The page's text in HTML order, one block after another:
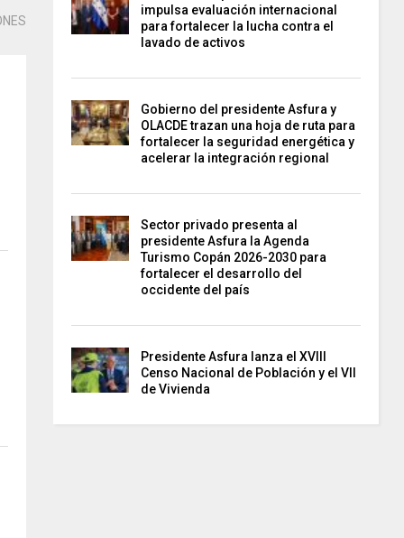
impulsa evaluación internacional
para fortalecer la lucha contra el
lavado de activos
Gobierno del presidente Asfura y
OLACDE trazan una hoja de ruta para
fortalecer la seguridad energética y
acelerar la integración regional
Sector privado presenta al
presidente Asfura la Agenda
Turismo Copán 2026-2030 para
fortalecer el desarrollo del
occidente del país
Presidente Asfura lanza el XVIII
Censo Nacional de Población y el VII
de Vivienda